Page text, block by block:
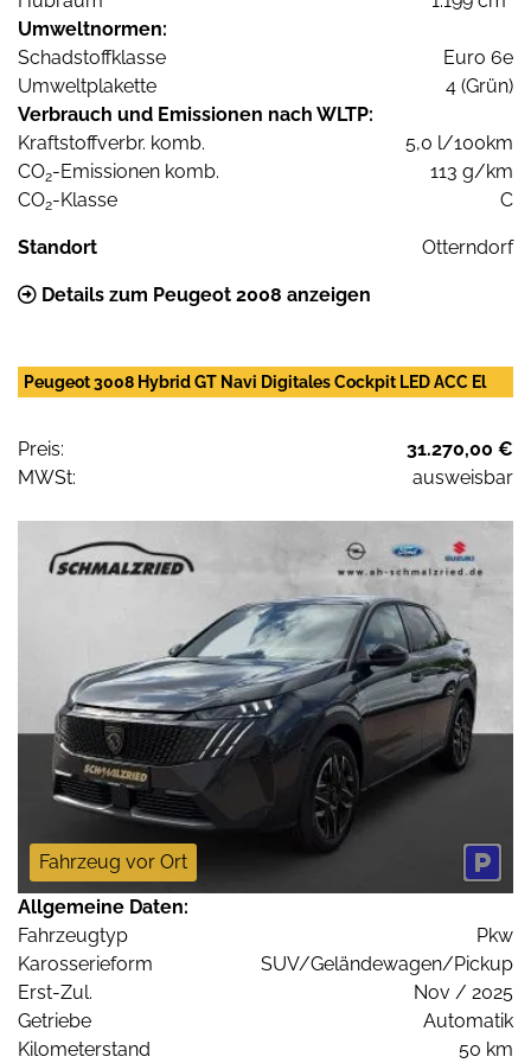
Umweltnormen:
Schadstoffklasse
Euro 6e
Umweltplakette
4 (Grün)
Verbrauch und Emissionen nach WLTP:
Kraftstoffverbr. komb.
5,0 l/100km
CO2-Emissionen komb.
113 g/km
CO2-Klasse C
Standort Otterndorf
Details zum Peugeot 2008 anzeigen
Peugeot 3008 Hybrid GT Navi Digitales Cockpit LED ACC El
Preis:
31.270,00 €
MWSt:
ausweisbar
Fahrzeug vor Ort
Allgemeine Daten:
Fahrzeugtyp
Pkw
Karosserieform
SUV/Geländewagen/Pickup
Erst-Zul.
Nov / 2025
Getriebe
Automatik
Kilometerstand
50 km